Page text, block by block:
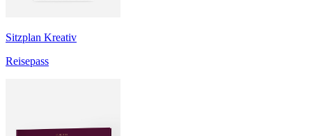
Sitzplan Kreativ
Reisepass